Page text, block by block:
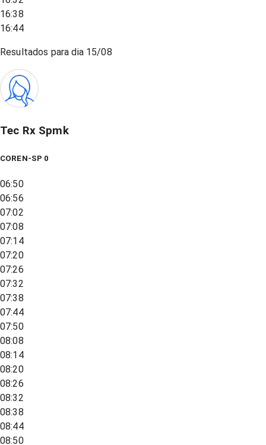
16:38
16:44
Resultados para dia 15/08
Tec Rx Spmk
COREN-SP 0
06:50
06:56
07:02
07:08
07:14
07:20
07:26
07:32
07:38
07:44
07:50
08:08
08:14
08:20
08:26
08:32
08:38
08:44
08:50